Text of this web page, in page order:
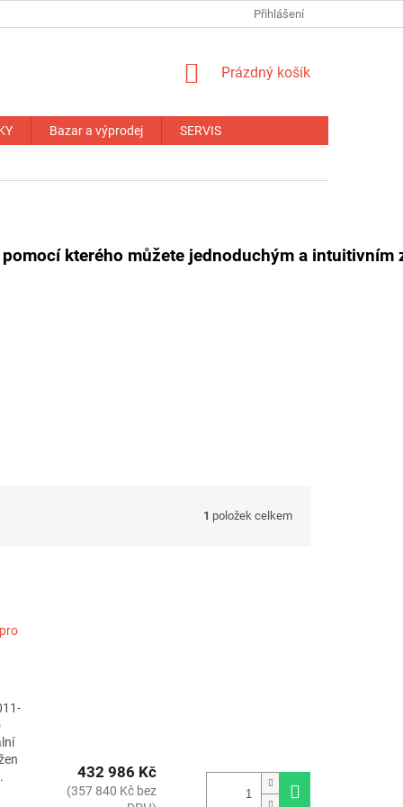
OBCHODNÍ PODMÍNKYPřihlášení
NÁKUPNÍ
Prázdný košík
Bazar a výprodej SERVIS
pomocí kterého můžete jednoduchým a
1 položek celkem
432 986 Kč
(357 840 Kč bez